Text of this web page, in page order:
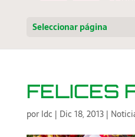
Seleccionar página
FELICES
porldc | Dic 18, 2013|